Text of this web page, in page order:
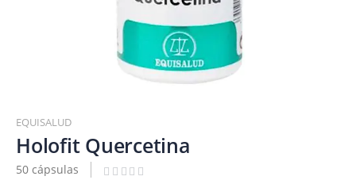
al
comienzo
de
la
EQUISALUD
Holofit Quercetina
50 cápsulas